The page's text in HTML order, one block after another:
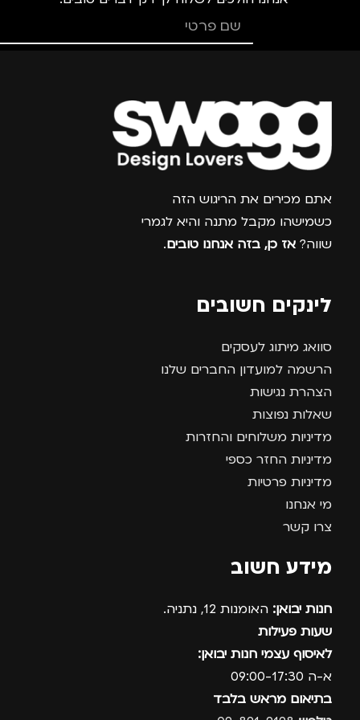
TROIKA מותגים TROIKA
צרפו אותי למועדון
אתם מכירים את הריגוש הזה
כשמישהו מקבל מתנה והיא לגמרי
שווה? אז כן, בזה אנחנו טובים.
לינקים חשובים
סוואג מיתוג לעסקים
הרשמה למועדון החברים שלנו
הצהרת נגישות
שאלות נפוצות
מדיניות משלוחים והחזרות
מדיניות החזר כספי
מדיניות פרטיות
מי אנחנו
צרו קשר
מידע חשוב
חנות יבואן: האומנות 12, נתניה.
שעות פעילות
לאיסוף עצמי חנות יבואן:
א-ה 09:00-17:30
בתיאום מראש בלבד